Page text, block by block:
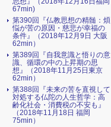
67min)
第390回『仏教思想の精髄：煩
悩が苦の原因・慈悲が幸福の
条件』（2018年12月9日 大阪
62min）
第389回『自我意識と悟りの意
識、循環の中の上昇期の思
想』（2018年11月25日東京
62min）
第388回『未来の苦を直視して
対処する仏陀の人生哲学：高
齢化社会・消費税の不安も』
（2018年11月18日 福岡
75min）